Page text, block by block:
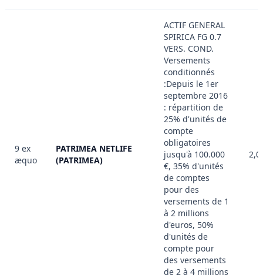
9 ex
æquo
PATRIMEA NETLIFE
(PATRIMEA)
ACTIF GENERAL
SPIRICA FG 0.7
VERS. COND.
Versements
conditionnés
:Depuis le 1er
septembre 2016
: répartition de
25% d'unités de
compte
obligatoires
jusqu'à 100.000
€, 35% d'unités
de comptes
pour des
versements de 1
à 2 millions
d'euros, 50%
d'unités de
compte pour
des versements
de 2 à 4 millions